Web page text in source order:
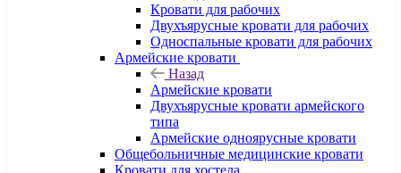
Кровати для рабочих
Двухъярусные кровати для рабочих
Односпальные кровати для рабочих
Армейские кровати
Назад
Армейские кровати
Двухъярусные кровати армейского
типа
Армейские одноярусные кровати
Общебольничные медицинские кровати
Кровати для хостела